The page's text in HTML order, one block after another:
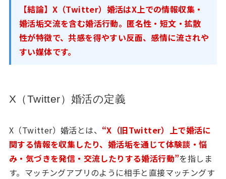
【結論】X（Twitter）婚活はX上での情報収集・
婚活垢交流を含む婚活行動。匿名性・短文・拡散
性が特徴で、共感を得やすい反面、感情に流されや
すい媒体です。
X（Twitter）婚活の定義
X（Twitter）婚活とは、 “X（旧Twitter）上で婚活に
関する情報を収集したり、婚活垢を通じて体験談・悩
み・気づきを発信・交流したりする婚活行動”を指しま
す。マッチングアプリのように相手と直接マッチングす